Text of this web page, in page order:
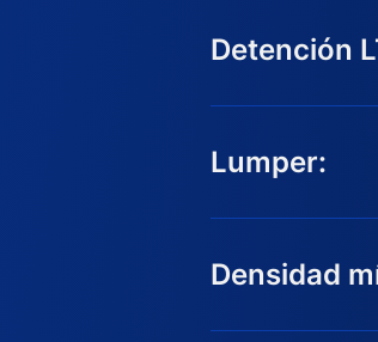
Detención
Lumper:
Densidad